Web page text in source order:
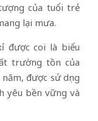
của tuổi trẻ
lại mưa.
được coi là biểu
trường tồn của
được sử dụng
yêu bền vững và